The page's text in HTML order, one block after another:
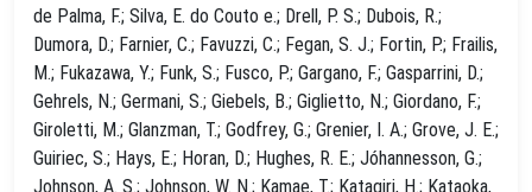
de Palma, F.; Silva, E. do Couto e.; Drell, P. S.; Dubois, R.;
Dumora, D.; Farnier, C.; Favuzzi, C.; Fegan, S. J.; Fortin, P.; Frailis,
M.; Fukazawa, Y.; Funk, S.; Fusco, P.; Gargano, F.; Gasparrini, D.;
Gehrels, N.; Germani, S.; Giebels, B.; Giglietto, N.; Giordano, F.;
Giroletti, M.; Glanzman, T.; Godfrey, G.; Grenier, I. A.; Grove, J. E.;
Guiriec, S.; Hays, E.; Horan, D.; Hughes, R. E.; Jóhannesson, G.;
Johnson, A. S.; Johnson, W. N.; Kamae, T.; Katagiri, H.; Kataoka,